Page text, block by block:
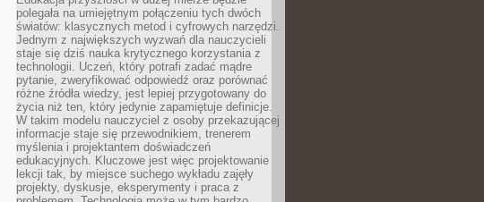
polegała na umiejętnym połączeniu tych dwóch
światów: klasycznych metod i cyfrowych narzędzi.
Jednym z największych wyzwań dla nauczycieli
staje się dziś nauka krytycznego korzystania z
technologii. Uczeń, który potrafi zadać mądre
pytanie, zweryfikować odpowiedź oraz porównać
różne źródła wiedzy, jest lepiej przygotowany do
życia niż ten, który jedynie zapamiętuje definicje.
W takim modelu nauczyciel z osoby przekazującej
informacje staje się przewodnikiem, trenerem
myślenia i projektantem doświadczeń
edukacyjnych. Kluczowe jest więc projektowanie
lekcji tak, by miejsce suchego wykładu zajęły
projekty, dyskusje, eksperymenty i praca z